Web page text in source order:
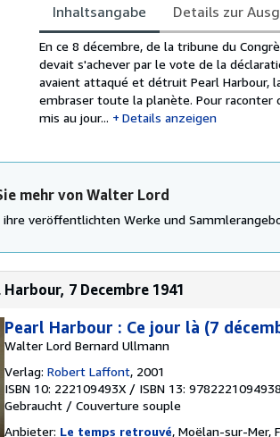
Inhaltsangabe Details zur
Inhaltsangabe
En ce 8 décembre, de la tribune du
devait s'achever par le vote de la
avaient attaqué et détruit Pearl Harbour,
embraser toute la planète. Pour
mis au jour...
Details anzeigen
mehr von Walter Lord
ihre veröffentlichten Werke und
7 Decembre 1941
Pearl Harbour : Ce jour là (7
Walter Lord Bernard Ullmann
Verlag: Robert Laffont, 2001
ISBN 10: 222109493X / ISBN 13: 9782221094938
Gebraucht / Couverture souple
Anbieter: Le temps retrouvé, Moëlan-sur-Mer,